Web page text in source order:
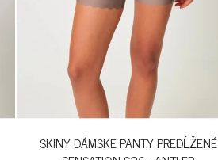
SKINY DÁMSKE PANTY PREDĹŽENÉ